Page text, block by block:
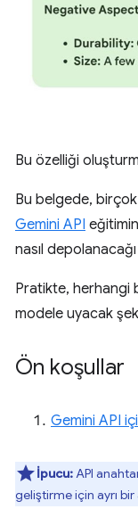
Bu özelliği
Bu belgede,
Gemini API
nasıl
Pratikte, herhangi
modele uyacak
Ön koşullar
Gemini API
İpucu:API
geliştirme için ayrı bir